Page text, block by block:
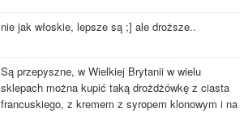
nie jak włoskie, lepsze są ;] ale droższe..
Są przepyszne, w Wielkiej Brytanii w wielu
sklepach można kupić taką drożdżówkę z ciasta
francuskiego, z kremem z syropem klonowym i na